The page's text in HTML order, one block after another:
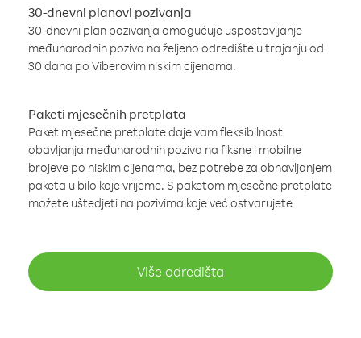
30-dnevni planovi pozivanja
30-dnevni plan pozivanja omogućuje uspostavljanje
međunarodnih poziva na željeno odredište u trajanju od
30 dana po Viberovim niskim cijenama.
Paketi mjesečnih pretplata
Paket mjesečne pretplate daje vam fleksibilnost
obavljanja međunarodnih poziva na fiksne i mobilne
brojeve po niskim cijenama, bez potrebe za obnavljanjem
paketa u bilo koje vrijeme. S paketom mjesečne pretplate
možete uštedjeti na pozivima koje već ostvarujete
Više odredišta